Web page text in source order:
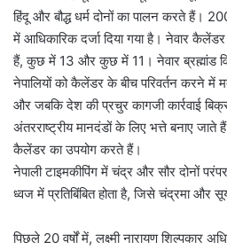
हिंदू और बौद्ध धर्म दोनों का पालन करते हैं।
में आधिकारिक दर्जा दिया गया है। नेवार
हैं, कुछ में 13 और कुछ में 11। नेवार ब्रह्मांड
नेपालियों को कैलेंडर के बीच परिवर्तन करने
और जबकि देश की प्रचुर कागजी कार्रवाई
अंतरराष्ट्रीय मानदंडों के लिए भत्ते बनाए जाते
कैलेंडर का उपयोग करते हैं।
नेपाली टाइमकीपिंग में चंद्र और सौर दोनों
ध्वज में प्रतिबिंबित होता है, जिसे चंद्रमा और
पिछले 20 वर्षों में, लक्ष्मी नारायण शिल्पकार